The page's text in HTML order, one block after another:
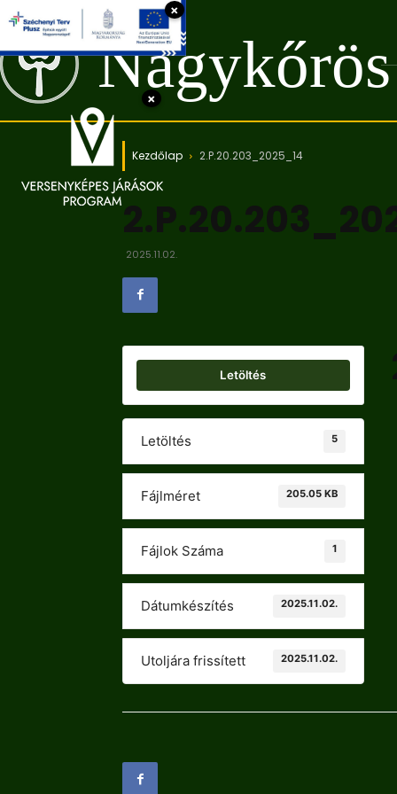
Nagykőrös
Kezdőlap 2.P.20.203_2025_14
2025.11.02.
Letöltés
Letöltés 5
Fájlméret 205.05 KB
Fájlok Száma 1
Dátumkészítés 2025.11.02.
Utoljára frissített 2025.11.02.
×
×